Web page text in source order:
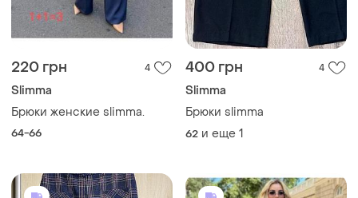
220 грн 4
Slimma
Брюки женские slimma.
64-66
400 грн 4
Slimma
Брюки slimma
62 и еще 1